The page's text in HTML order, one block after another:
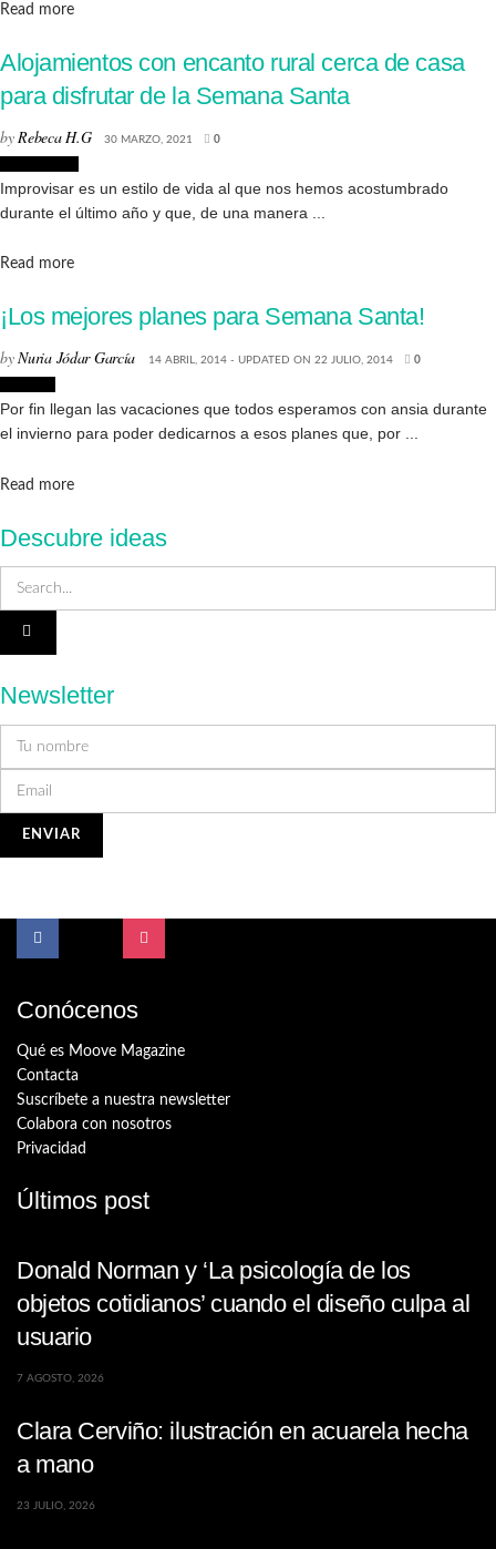
Read moreDetails
Alojamientos con encanto rural cerca de casa
para disfrutar de la Semana Santa
byRebeca H.G 30 MARZO, 2021 0
Improvisar es un estilo de vida al que nos hemos acostumbrado
durante el último año y que, de una manera ...
Read moreDetails
¡Los mejores planes para Semana Santa!
byNuria Jódar García 14 ABRIL, 2014 - UPDATED ON 22 JULIO, 2014 0
Por fin llegan las vacaciones que todos esperamos con ansia durante
el invierno para poder dedicarnos a esos planes que, por ...
Read moreDetails
Descubre ideas
Newsletter
Conócenos
Qué es Moove Magazine
Contacta
Suscríbete a nuestra newsletter
Colabora con nosotros
Privacidad
Últimos post
Donald Norman y ‘La psicología de los
objetos cotidianos’ cuando el diseño culpa al
usuario
7 AGOSTO, 2026
Clara Cerviño: ilustración en acuarela hecha
a mano
23 JULIO, 2026